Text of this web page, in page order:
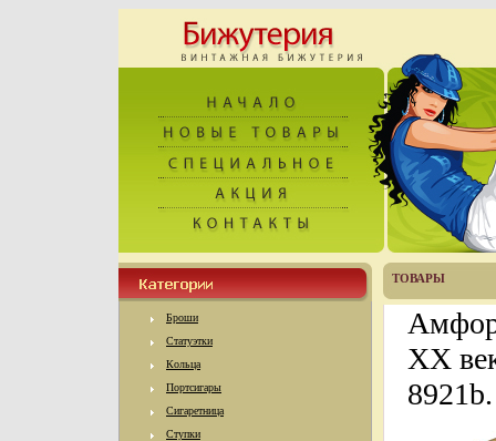
Броши
Статуэтки
Кольца
Портсигары
Сигаретница
Ступки
ТОВАРЫ
ХХ
8921b.